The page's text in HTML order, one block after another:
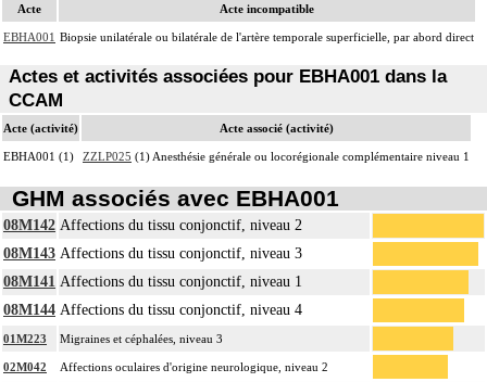
Acte Acte incompatible
EBHA001 Biopsie unilatérale ou bilatérale de l'artère temporale superficielle, par abord direct
Actes et activités associées pour EBHA001 dans la
CCAM
Acte (activité) Acte associé (activité)
EBHA001 (1) ZZLP025 (1) Anesthésie générale ou locorégionale complémentaire niveau 1
GHM associés avec EBHA001
08M142 Affections du tissu conjonctif, niveau 2
08M143 Affections du tissu conjonctif, niveau 3
08M141 Affections du tissu conjonctif, niveau 1
08M144 Affections du tissu conjonctif, niveau 4
01M223 Migraines et céphalées, niveau 3
02M042 Affections oculaires d'origine neurologique, niveau 2